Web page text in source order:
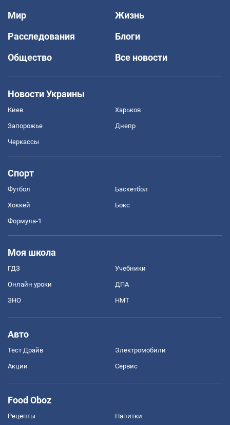
Мир
Жизнь
Расследования
Блоги
Общество
Все новости
Новости Украины
Киев Харьков
Запорожье Днепр
Черкассы
Спорт
Футбол Баскетбол
Хоккей Бокс
Формула-1
Моя школа
ГДЗ Учебники
Онлайн уроки ДПА
ЗНО НМТ
Авто
Тест Драйв Электромобили
Акции Сервис
Food Oboz
Рецепты Напитки